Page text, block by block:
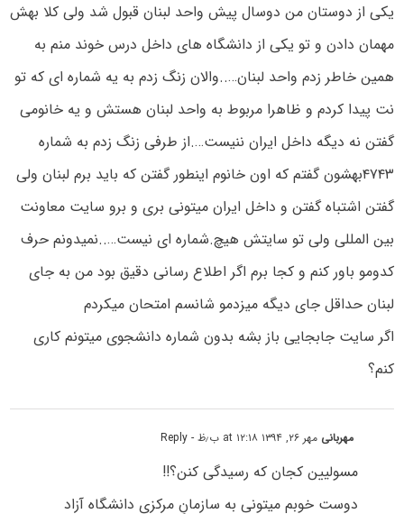
یکی از دوستان من دوسال پیش واحد لبنان قبول شد ولی کلا بهش
مهمان دادن و تو یکی از دانشگاه های داخل درس خوند منم به
همین خاطر زدم واحد لبنان…..والان زنگ زدم به یه شماره ای که تو
نت پیدا کردم و ظاهرا مربوط به واحد لبنان هستش و یه خانومی
گفتن نه دیگه داخل ایران ننیست….از طرفی زنگ زدم به شماره
۴۷۴۳بهشون گفتم که اون خانوم اینطور گفتن که باید برم لبنان ولی
گفتن اشتباه گفتن و داخل ایران میتونی بری و برو سایت معاونت
بین المللی ولی تو سایتش هیچ.شماره ای نیست…..نمیدونم حرف
کدومو باور کنم و کجا برم اگر اطلاع رسانی دقیق بود من به جای
لبنان حداقل جای دیگه میزدمو شانسم امتحان میکردم
اگر سایت جابجایی باز بشه بدون شماره دانشجوی میتونم کاری
کنم؟
مهربانی مهر ۲۶, ۱۳۹۴ at ۱۲:۱۸ ب٫ظ - Reply
مسولیین کجان که رسیدگی کنن؟!!
دوست خوبم میتونی به سازمانِ مرکزیِ دانشگاه آزاد